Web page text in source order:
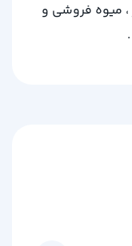
میوه فروشی و